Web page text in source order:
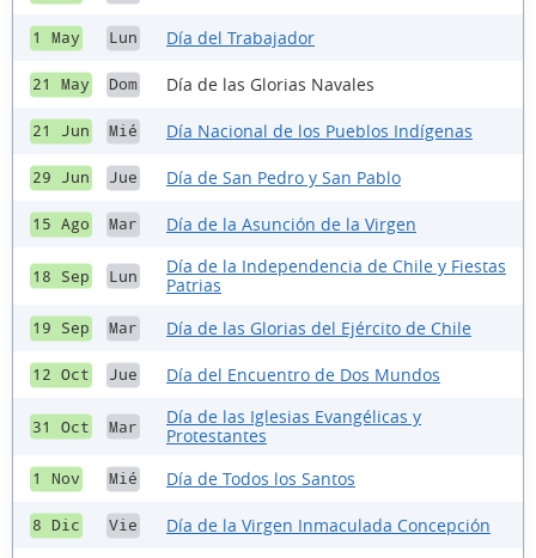
1 May Lun Día del Trabajador
21 May Dom Día de las Glorias Navales
21 Jun Mié Día Nacional de los Pueblos Indígenas
29 Jun Jue Día de San Pedro y San Pablo
15 Ago Mar Día de la Asunción de la Virgen
18 Sep Lun
Día de la Independencia de Chile y Fiestas
Patrias
19 Sep Mar Día de las Glorias del Ejército de Chile
12 Oct Jue Día del Encuentro de Dos Mundos
31 Oct Mar
Día de las Iglesias Evangélicas y
Protestantes
1 Nov Mié Día de Todos los Santos
8 Dic Vie Día de la Virgen Inmaculada Concepción